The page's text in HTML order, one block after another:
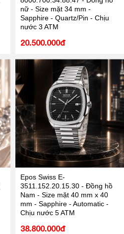
nữ - Size mặt 34 mm -
Sapphire - Quartz/Pin - Chịu
nước 3 ATM
20.500.000đ
Epos Swiss E-
3511.152.20.15.30 - Đồng hồ
Nam - Size mặt 40 mm x 40
mm - Sapphire - Automatic -
Chịu nước 5 ATM
38.800.000đ